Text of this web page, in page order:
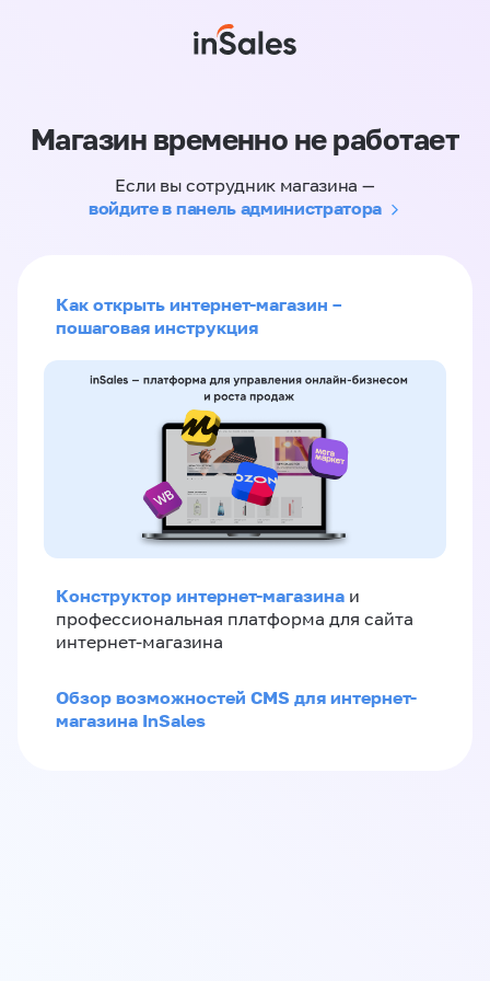
Магазин временно не работает
Если вы сотрудник магазина —
войдите в панель администратора
Как открыть интернет-магазин –
пошаговая инструкция
Конструктор интернет-магазина и
профессиональная платформа для сайта
интернет-магазина
Обзор возможностей CMS для интернет-
магазина InSales